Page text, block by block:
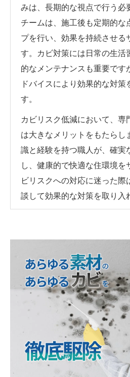
みは、長期的な視点で行う必
チームは、施工後も定期的な
プを行い、効果を持続させる
す。カビ対策には日常の生活
的なメンテナンスも重要です
ドバイスにより効果的な対策
す。
カビリスク低減において、専
は大きなメリットをもたらし
識と経験を持つ職人が、確実
し、健康的で快適な住環境を
ビリスクへの対応に迷った際
談して効果的な対策を取り入